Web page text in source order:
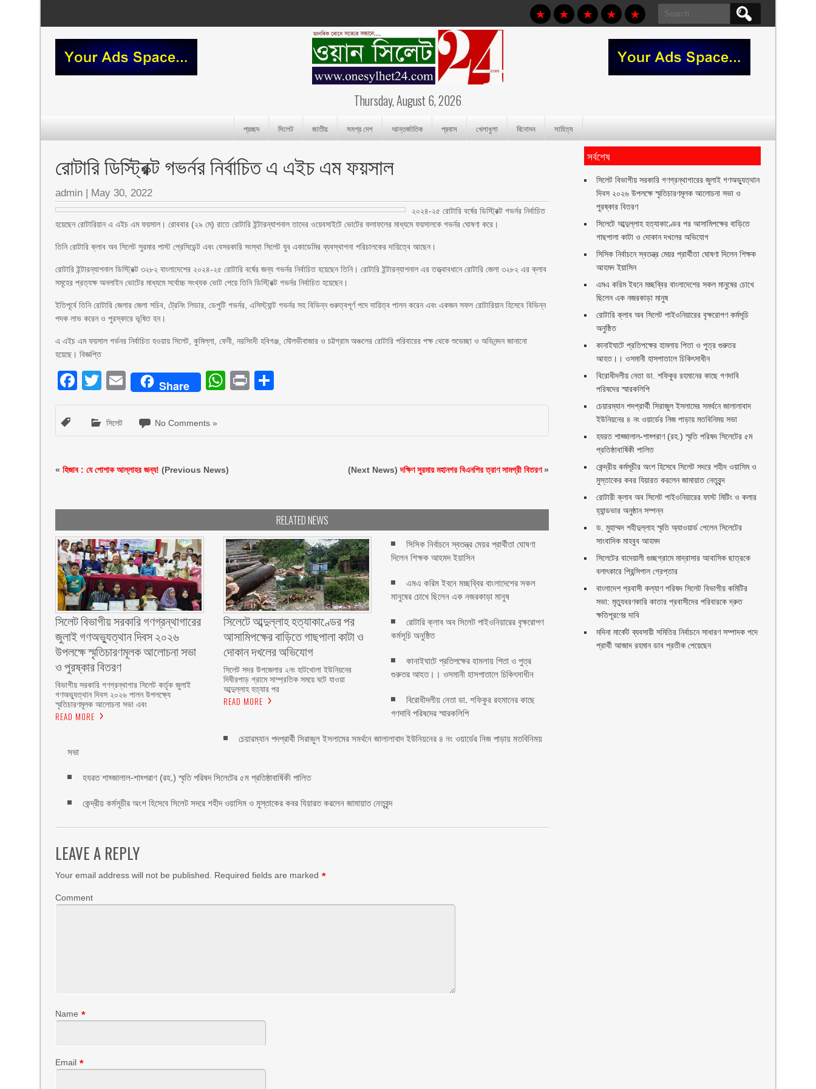
Search
for:
Thursday, August 6, 2026
প্রচ্ছদ সিলেট জাতীয় সমগ্র দেশ আন্তর্জাতিক প্রবাস খেলাধুলা বিনোদন সাহিত্য
রোটারি ডিস্ট্রিক্ট গভর্নর নির্বাচিত এ এইচ এম ফয়সাল
admin | May 30, 2022
২০২৪-২৫ রোটারি বর্ষের ডিস্ট্রিক্ট গভর্নর নির্বাচিত
হয়েছেন রোটারিয়ান এ এইচ এম ফয়সাল। রোববার (২৯ মে) রাতে রোটারি ইন্টারন্যাশনাল তাদের ওয়েবসাইটে ভোটের ফলাফলের মাধ্যমে ফয়সালকে গভর্নর ঘোষণা করে।
তিনি রোটারি ক্লাব অব সিলেট সুরমার পাস্ট প্রেসিডেন্ট এবং বেসরকারি সংস্থা সিলেট যুব একাডেমির ব্যবস্থাপনা পরিচালকের দায়িত্বে আছেন।
রোটারি ইন্টারন্যাশনাল ডিস্ট্রিক্ট ৩২৮২ বাংলাদেশের ২০২৪-২৫ রোটারি বর্ষের জন্য গভর্নর নির্বাচিত হয়েছেন তিনি। রোটারি ইন্টারন্যাশনাল এর তত্ত্বাবধানে রোটারি জেলা ৩২৮২ এর ক্লাব
সমূহের প্রত্যক্ষ অনলাইন ভোটের মাধ্যমে সর্বোচ্চ সংখ্যক ভোট পেয়ে তিনি ডিস্ট্রিক্ট গভর্নর নির্বাচিত হয়েছেন।
ইতিপূর্বে তিনি রোটারি জেলার জেলা সচিব, ট্রেনিং লিডার, ডেপুটি গভর্নর, এসিস্ট্যান্ট গভর্নর সহ বিভিন্ন গুরুত্বপূর্ণ পদে দায়িত্ব পালন করেন এবং একজন সফল রোটারিয়ান হিসেবে বিভিন্ন
পদক লাভ করেন ও পুরস্কারে ভূষিত হন।
এ এইচ এম ফয়সাল গর্ভনর নির্বাচিত হওয়ায় সিলেট, কুমিল্লা, ফেনী, নরসিংদী হবিগঞ্জ, মৌলভীবাজার ও চট্টগ্রাম অঞ্চলের রোটারি পরিবারের পক্ষ থেকে শুভেচ্ছা ও অভিনন্দন জানানো
হয়েছে। বিজ্ঞপ্তি
Facebook
Twitter
EmailShare WhatsApp
Print
সিলেট No Comments »
«হিজাব : যে পোশাক আল্লাহর জন্য! (Previous News) (Next News)দক্ষিণ সুরমায় মহানগর বিএনপির ত্রাণ সামগ্রী বিতরণ»
RELATED NEWS
সিলেট বিভাগীয় সরকারি গণগ্রন্থাগারের
জুলাই গণঅভ্যুত্থান দিবস ২০২৬
উপলক্ষে স্মৃতিচারণমূলক আলোচনা সভা
ও পুরষ্কার বিতরণ ‎ ‎
বিভাগীয় সরকারি গণগ্রন্থাগার সিলেট কর্তৃক জুলাই
গণঅভ্যুত্থান দিবস ২০২৬ পালন উপলক্ষ্যে
স্মৃতিচারণমূলক আলোচনা সভা এবং
READ MORE
সিলেটে আব্দুল্লাহ হত্যাকাণ্ডের পর
আসামিপক্ষের বাড়িতে গাছপালা কাটা ও
দোকান দখলের অভিযোগ
সিলেট সদর উপজেলার ২নং হাটখোলা ইউনিয়নের
দিঘীরপাড় গ্রামে সাম্প্রতিক সময়ে ঘটে যাওয়া
আব্দুল্লাহ হত্যার পর
READ MORE
সিসিক নির্বাচনে স্বতন্ত্র মেয়র প্রার্থীতা ঘোষণা
দিলেন শিক্ষক আহমদ ইয়াসিন
এমএ করিম ইবনে মচ্ছব্বির বাংলাদেশের সকল
মানুষের চোখে ছিলেন এক নজরকাড়া মানুষ ‎
রোটারি ক্লাব অব সিলেট পাইওনিয়ারের বৃক্ষরোপণ
কর্মসূচি অনুষ্ঠিত
কানাইঘাটে প্রতিপক্ষের হামলায় পিতা ও পুত্র
গুরুতর আহত।। ওসমানী হাসপাতালে চিকিৎসাধীন
বিরোধীদলীয় নেতা ডা. শফিকুর রহমানের কাছে
গণদাবি পরিষদের স্মারকলিপি ‎
চেয়ারম্যান পদপ্রার্থী সিরাজুল ইসলামের সমর্থনে জালালাবাদ ইউনিয়নের ৪ নং ওয়ার্ডের নিজ পাড়ায় মতবিনিময়
সভা
হযরত শাহ্জালাল-শাহ্পরাণ (রহ.) স্মৃতি পরিষদ সিলেটের ৫ম প্রতিষ্ঠাবার্ষিকী পালিত ‎​
কেন্দ্রীয় কর্মসূচীর অংশ হিসেবে সিলেট সদরে শহীদ ওয়াসিম ও মুস্তাকের কবর যিয়ারত করলেন জামায়াত নেতৃবৃন্দ ‎
LEAVE A REPLY
Your email address will not be published. Required fields are marked *
Comment
Name *
Email *
সর্বশেষ
সিলেট বিভাগীয় সরকারি গণগ্রন্থাগারের জুলাই গণঅভ্যুত্থান
দিবস ২০২৬ উপলক্ষে স্মৃতিচারণমূলক আলোচনা সভা ও
পুরষ্কার বিতরণ ‎ ‎
সিলেটে আব্দুল্লাহ হত্যাকাণ্ডের পর আসামিপক্ষের বাড়িতে
গাছপালা কাটা ও দোকান দখলের অভিযোগ
সিসিক নির্বাচনে স্বতন্ত্র মেয়র প্রার্থীতা ঘোষণা দিলেন শিক্ষক
আহমদ ইয়াসিন
এমএ করিম ইবনে মচ্ছব্বির বাংলাদেশের সকল মানুষের চোখে
ছিলেন এক নজরকাড়া মানুষ ‎
রোটারি ক্লাব অব সিলেট পাইওনিয়ারের বৃক্ষরোপণ কর্মসূচি
অনুষ্ঠিত
কানাইঘাটে প্রতিপক্ষের হামলায় পিতা ও পুত্র গুরুতর
আহত।। ওসমানী হাসপাতালে চিকিৎসাধীন
বিরোধীদলীয় নেতা ডা. শফিকুর রহমানের কাছে গণদাবি
পরিষদের স্মারকলিপি ‎
চেয়ারম্যান পদপ্রার্থী সিরাজুল ইসলামের সমর্থনে জালালাবাদ
ইউনিয়নের ৪ নং ওয়ার্ডের নিজ পাড়ায় মতবিনিময় সভা
হযরত শাহ্জালাল-শাহ্পরাণ (রহ.) স্মৃতি পরিষদ সিলেটের ৫ম
প্রতিষ্ঠাবার্ষিকী পালিত ‎​
কেন্দ্রীয় কর্মসূচীর অংশ হিসেবে সিলেট সদরে শহীদ ওয়াসিম ও
মুস্তাকের কবর যিয়ারত করলেন জামায়াত নেতৃবৃন্দ ‎
রোটারী ক্লাব অব সিলেট পাইওনিয়ারের ফাস্ট মিটিং ও কলার
হ্যান্ডভার অনুষ্ঠান সম্পন্ন
ড. মুহাম্মদ শহীদুল্লাহ স্মৃতি অ্যাওয়ার্ড পেলেন সিলেটের
সাংবাদিক মাহবুব আহমদ
সিলেটের বাদেয়ালী গুচ্ছগ্রামে মাদ্রাসার আবাসিক ছাত্রকে
বলাৎকারে প্রিন্সিপাল গ্রেপ্তার ‎
বাংলাদেশ প্রবাসী কল্যাণ পরিষদ সিলেট বিভাগীয় কমিটির
সভা: মৃত্যুবরণকারি কাতার প্রবাসীদের পরিবারকে দ্রুত
ক্ষতিপূরণের দাবি
মদিনা মার্কেট ব্যবসায়ী সমিতির নির্বাচনে সাধারণ সম্পাদক পদে
প্রার্থী আজাদ রহমান ডাব প্রতীক পেয়েছেন ‎